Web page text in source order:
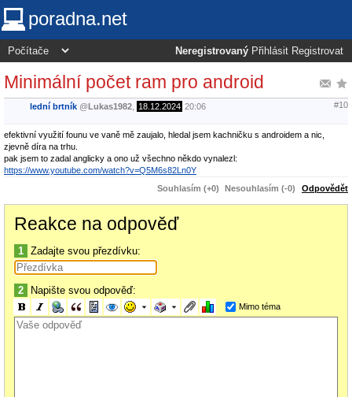
poradna.net
Neregistrovaný Přihlásit Registrovat
Minimální počet ram pro android
lední brtník @Lukas1982 18.12.2024 20:06 #10
efektivní využití founu ve vaně mě zaujalo, hledal jsem kachničku s androidem a nic,
zjevně díra na trhu.
pak jsem to zadal anglicky a ono už všechno někdo vynalezl:
https://www.youtube.com/watch?v=Q5M6s82Ln0Y
Souhlasím (+0)
Nesouhlasím (-0) Odpovědět
Reakce na odpověď
1 Zadajte svou přezdívku:
2 Napište svou odpověď:
Mimo téma